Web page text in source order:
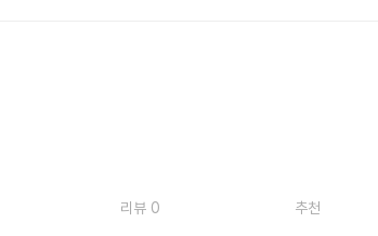
리뷰 0 추천